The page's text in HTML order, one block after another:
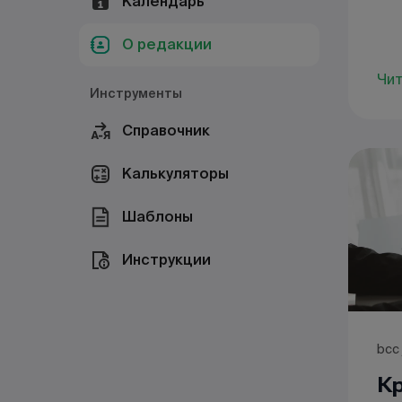
О редакции
Инструменты
Справочник
Калькуляторы
Шаблоны
Инструкции
bcc